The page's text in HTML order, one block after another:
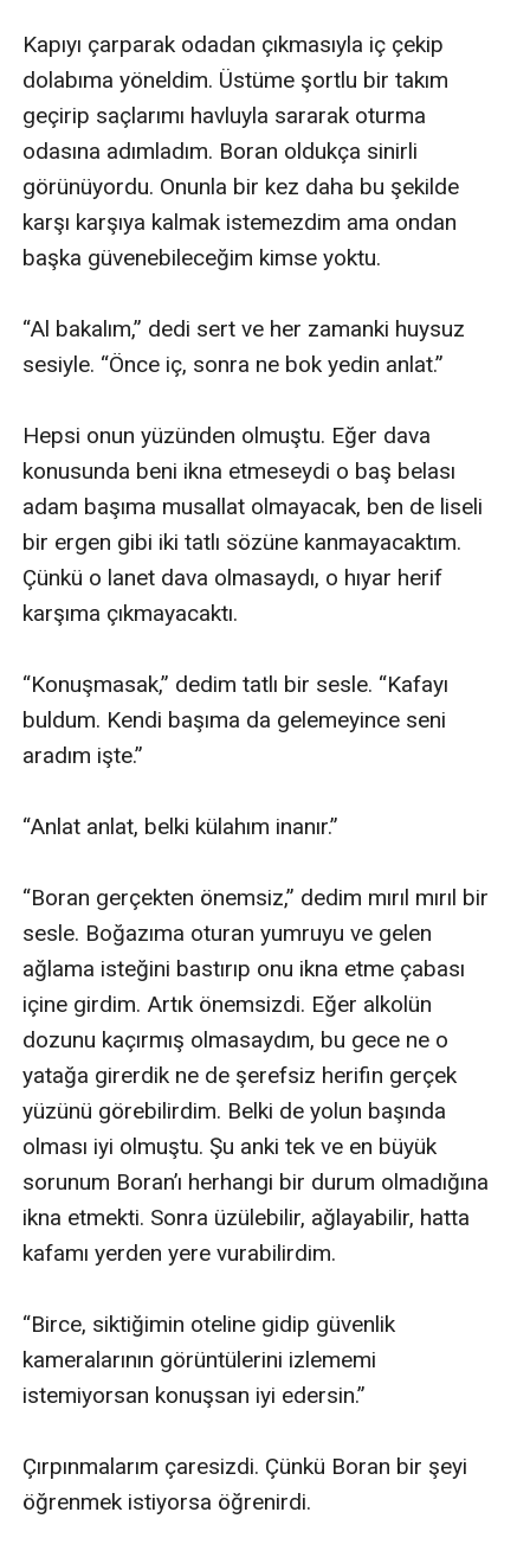
Kapıyı çarparak odadan çıkmasıyla iç çekip
dolabıma yöneldim. Üstüme şortlu bir takım
geçirip saçlarımı havluyla sararak oturma
odasına adımladım. Boran oldukça sinirli
görünüyordu. Onunla bir kez daha bu şekilde
karşı karşıya kalmak istemezdim ama ondan
başka güvenebileceğim kimse yoktu.
“Al bakalım,” dedi sert ve her zamanki huysuz
sesiyle. “Önce iç, sonra ne bok yedin anlat.”
Hepsi onun yüzünden olmuştu. Eğer dava
konusunda beni ikna etmeseydi o baş belası
adam başıma musallat olmayacak, ben de liseli
bir ergen gibi iki tatlı sözüne kanmayacaktım.
Çünkü o lanet dava olmasaydı, o hıyar herif
karşıma çıkmayacaktı.
“Konuşmasak,” dedim tatlı bir sesle. “Kafayı
buldum. Kendi başıma da gelemeyince seni
aradım işte.”
“Anlat anlat, belki külahım inanır.”
“Boran gerçekten önemsiz,” dedim mırıl mırıl bir
sesle. Boğazıma oturan yumruyu ve gelen
ağlama isteğini bastırıp onu ikna etme çabası
içine girdim. Artık önemsizdi. Eğer alkolün
dozunu kaçırmış olmasaydım, bu gece ne o
yatağa girerdik ne de şerefsiz herifin gerçek
yüzünü görebilirdim. Belki de yolun başında
olması iyi olmuştu. Şu anki tek ve en büyük
sorunum Boran’ı herhangi bir durum olmadığına
ikna etmekti. Sonra üzülebilir, ağlayabilir, hatta
kafamı yerden yere vurabilirdim.
“Birce, siktiğimin oteline gidip güvenlik
kameralarının görüntülerini izlememi
istemiyorsan konuşsan iyi edersin.”
Çırpınmalarım çaresizdi. Çünkü Boran bir şeyi
öğrenmek istiyorsa öğrenirdi.